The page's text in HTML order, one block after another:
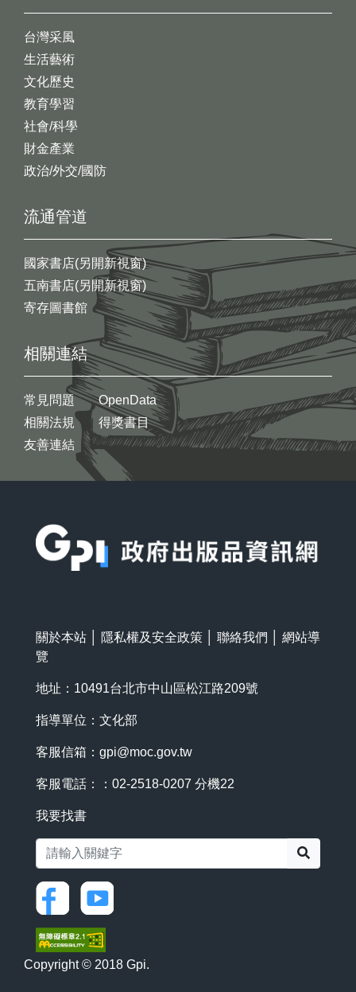
台灣采風
生活藝術
文化歷史
教育學習
社會/科學
財金產業
政治/外交/國防
流通管道
國家書店(另開新視窗)
五南書店(另開新視窗)
寄存圖書館
相關連結
常見問題
相關法規
友善連結
OpenData
得獎書目
關於本站 隱私權及安全政策 聯絡我們
網站導
覽
地址：10491台北市中山區松江路209號
指導單位：文化部
客服信箱： gpi@moc.gov.tw
客服電話：：02-2518-0207 分機22
我要找書
Copyright © 2018 Gpi.